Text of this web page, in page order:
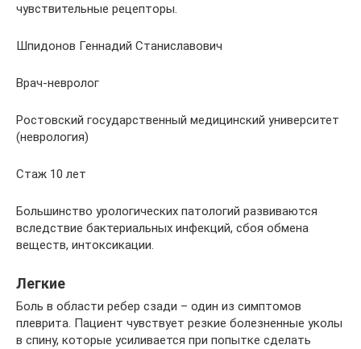
чувствительные рецепторы.
Шпидонов Геннадий Станиславович
Врач-невролог
Ростовский государственный медицинский университет
(неврология)
Стаж 10 лет
Большинство урологических патологий развиваются
вследствие бактериальных инфекций, сбоя обмена
веществ, интоксикации.
Легкие
Боль в области ребер сзади – один из симптомов
плеврита. Пациент чувствует резкие болезненные уколы
в спину, которые усиливается при попытке сделать